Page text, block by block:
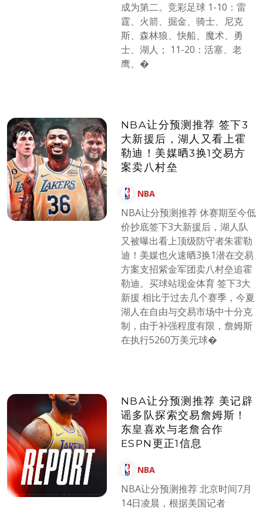
成为第二。竞彩足球 1-10：雷
霆、火箭、掘金、骑士、尼克
斯、森林狼、快船、魔术、勇
士、湖人； 11-20：活塞、老
鹰、�
NBA让分预测推荐 签下3
大新援后，湖人又看上霍
勒迪！美媒晒3换1交易方
案卖八村垒
NBA
NBA让分预测推荐 休赛期至今低
价抄底签下3大新援后，湖人队
又被曝出看上顶级防守者朱霍勒
迪！美媒也火速晒3换1潜在交易
方案支招紫金军团卖八村垒追霍
勒迪。买球站现金体育 签下3大
新援 相比于过去几个赛季，今夏
湖人在自由与交易市场中十分克
制，由于补强程度有限，詹姆斯
在执行5260万美元球�
NBA让分预测推荐 美记辟
谣多队探索交易詹姆斯！
东皇喜欢与老詹合作
ESPN更正1信息
NBA
NBA让分预测推荐 北京时间7月
14日凌晨，根据美国记者